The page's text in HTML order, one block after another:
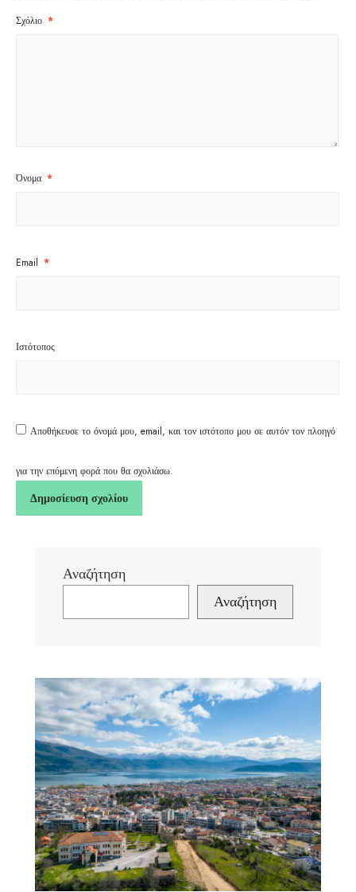
Σχόλιο *
Όνομα *
Email *
Ιστότοπος
Αποθήκευσε το όνομά μου, email, και τον ιστότοπο μου σε αυτόν τον πλοηγό
για την επόμενη φορά που θα σχολιάσω.
Αναζήτηση
Αναζήτηση